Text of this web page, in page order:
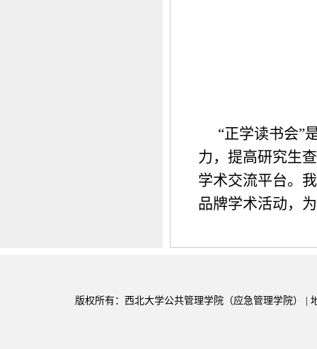
“正学读书会”
力，提高研究生
学术交流平台。
品牌学术活动，
版权所有：西北大学公共管理学院（应急管理学院） |